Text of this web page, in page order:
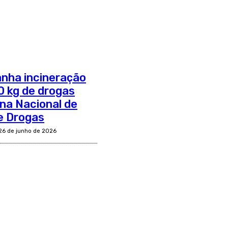
incineração
kg de drogas
Nacional de
Drogas
de junho de 2026